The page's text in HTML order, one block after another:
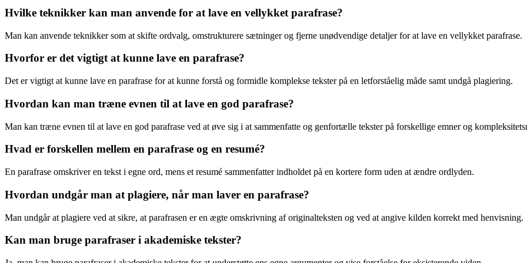
Hvilke teknikker kan man anvende for at lave en vellykket parafrase?
Man kan anvende teknikker som at skifte ordvalg, omstrukturere sætninger og fjerne unødvendige detaljer for at lave en vellykket parafrase.
Hvorfor er det vigtigt at kunne lave en parafrase?
Det er vigtigt at kunne lave en parafrase for at kunne forstå og formidle komplekse tekster på en letforståelig måde samt undgå plagiering.
Hvordan kan man træne evnen til at lave en god parafrase?
Man kan træne evnen til at lave en god parafrase ved at øve sig i at sammenfatte og genfortælle tekster på forskellige emner og
Hvad er forskellen mellem en parafrase og en resumé?
En parafrase omskriver en tekst i egne ord, mens et resumé sammenfatter indholdet på en kortere form uden at ændre ordlyden.
Hvordan undgår man at plagiere, når man laver en parafrase?
Man undgår at plagiere ved at sikre, at parafrasen er en ægte omskrivning af originalteksten og ved at angive kilden korrekt med henvisning.
Kan man bruge parafraser i akademiske tekster?